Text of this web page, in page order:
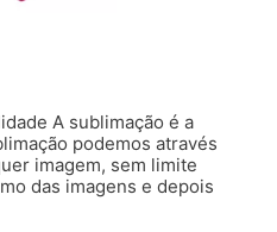
A sublimação é a
podemos através
imagem, sem limite
das imagens e depois